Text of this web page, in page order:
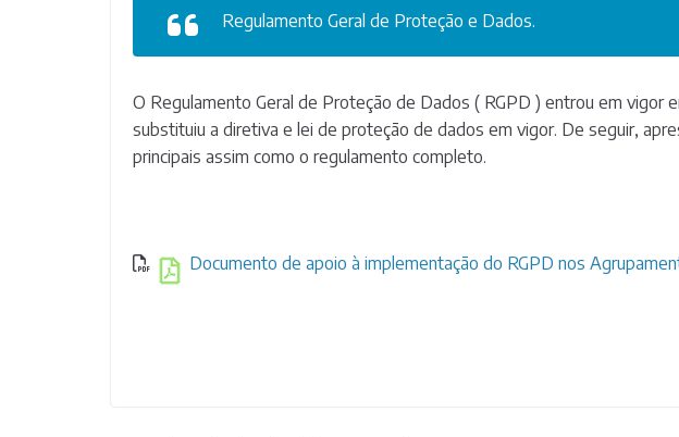
Regulamento Geral de Proteção e Dados.
O Regulamento Geral de Proteção de Dados ( RGPD ) entrou em vigor
substituiu a diretiva e lei de proteção de dados em vigor. De seguir,
principais assim como o regulamento completo.
Documento de apoio à implementação do RGPD nos